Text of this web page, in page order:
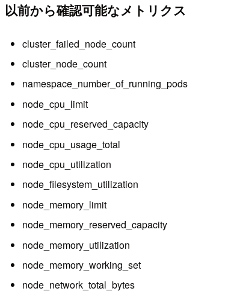
以前から確認可能なメトリクス
cluster_failed_node_count
cluster_node_count
namespace_number_of_running_pods
node_cpu_limit
node_cpu_reserved_capacity
node_cpu_usage_total
node_cpu_utilization
node_filesystem_utilization
node_memory_limit
node_memory_reserved_capacity
node_memory_utilization
node_memory_working_set
node_network_total_bytes